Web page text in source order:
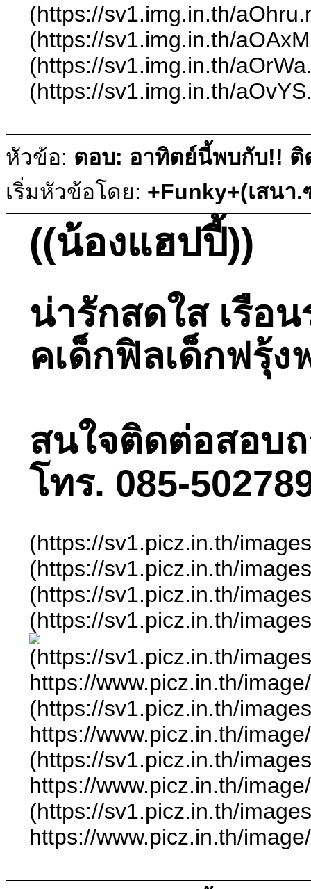
(https://sv1.img.in.th/
(https://sv1.img.in.th/
(https://sv1.img.in.th/
(https://sv1.img.in.th/
หัวข้อ: ตอบ: อาทิตย์นี้พบกับ!! ติ
เริ่มหัวข้อโดย: +Funky+(เสนา
((น้องแฮปปี้))
น่ารักสดใส เรือ
คเด็กฟิลเด็กฟรุ้ง
สนใจติดต่อสอบ
โทร. 085-
(https://sv1.picz.in.th/
(https://sv1.picz.in.th/
(https://sv1.picz.in.th/
(https://sv1.picz.in.th/
(https://sv1.picz.in.th/
https://www.picz.in.th/
(https://sv1.picz.in.th/
https://www.picz.in.th/
(https://sv1.picz.in.th/
https://www.picz.in.th/
(https://sv1.picz.in.th/
https://www.picz.in.th/